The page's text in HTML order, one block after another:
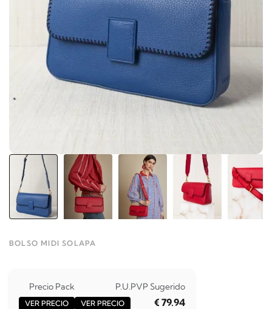
BOLSO MIDI SOLAPA
Precio Pack
VER PRECIO
P.U.
VER PRECIO
PVP Sugerido
€ 79.94